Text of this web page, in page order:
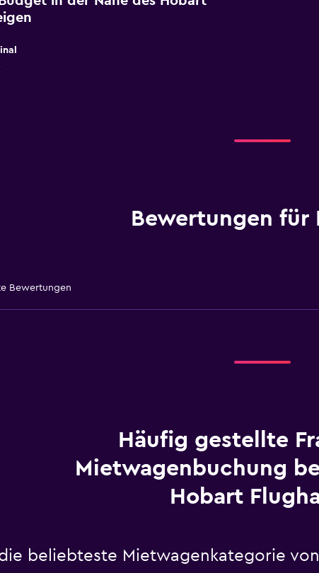
Bewertungen für
Bewertungen
Häufig gestellte
Mietwagenbuchung
Hobart
beliebteste Mietwagenkategorie